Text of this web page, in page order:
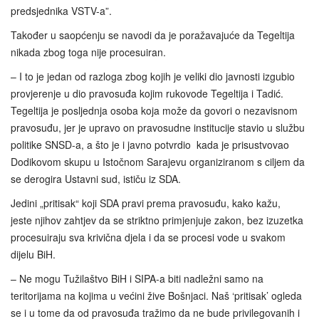
predsjednika VSTV-a”.
Također u saopćenju se navodi da je poražavajuće da Tegeltija
nikada zbog toga nije procesuiran.
– I to je jedan od razloga zbog kojih je veliki dio javnosti izgubio
provjerenje u dio pravosuđa kojim rukovode Tegeltija i Tadić.
Tegeltija je posljednja osoba koja može da govori o nezavisnom
pravosuđu, jer je upravo on pravosudne institucije stavio u službu
politike SNSD-a, a što je i javno potvrdio kada je prisustvovao
Dodikovom skupu u Istočnom Sarajevu organiziranom s ciljem da
se derogira Ustavni sud, ističu iz SDA.
Jedini „pritisak“ koji SDA pravi prema pravosuđu, kako kažu,
jeste njihov zahtjev da se striktno primjenjuje zakon, bez izuzetka
procesuiraju sva krivična djela i da se procesi vode u svakom
dijelu BiH.
– Ne mogu Tužilaštvo BiH i SIPA-a biti nadležni samo na
teritorijama na kojima u većini žive Bošnjaci. Naš ‘pritisak’ ogleda
se i u tome da od pravosuđa tražimo da ne bude privilegovanih i